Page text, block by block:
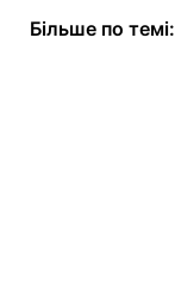
Більше по темі: